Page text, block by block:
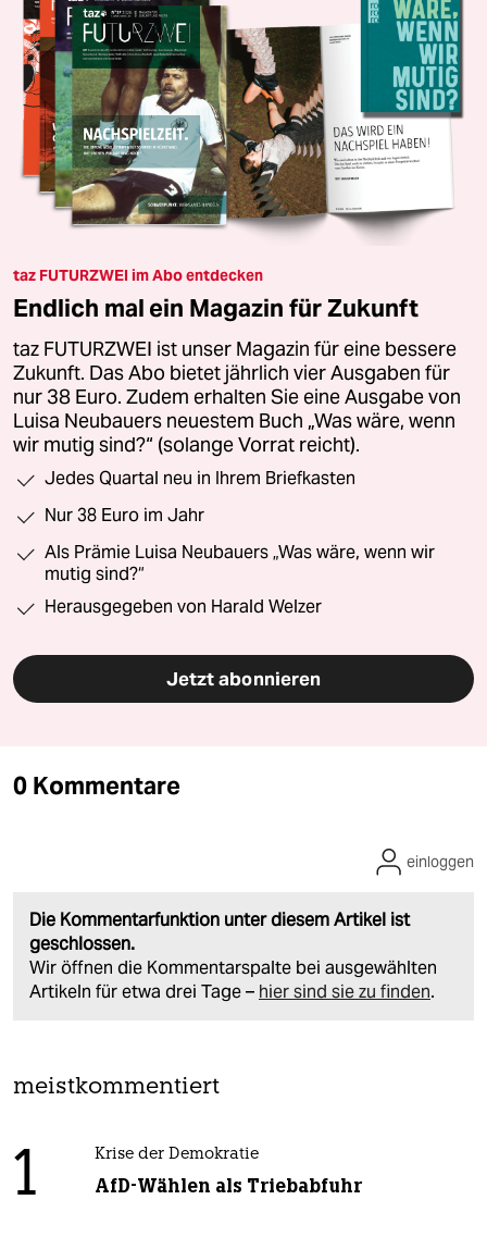
taz FUTURZWEI im Abo entdecken
Endlich mal ein Magazin für Zukunft
taz FUTURZWEI ist unser Magazin für eine bessere
Zukunft. Das Abo bietet jährlich vier Ausgaben für
nur 38 Euro. Zudem erhalten Sie eine Ausgabe von
Luisa Neubauers neuestem Buch „Was wäre, wenn
wir mutig sind?“ (solange Vorrat reicht).
Jedes Quartal neu in Ihrem Briefkasten
Nur 38 Euro im Jahr
Als Prämie Luisa Neubauers „Was wäre, wenn wir
mutig sind?“
Herausgegeben von Harald Welzer
Jetzt abonnieren
0 Kommentare
Die Kommentarfunktion unter diesem Artikel ist
geschlossen.
Wir öffnen die Kommentarspalte bei ausgewählten
Artikeln für etwa drei Tage – hier sind sie zu finden.
einloggen
meistkommentiert
1 Krise der Demokratie
AfD-Wählen als Triebabfuhr